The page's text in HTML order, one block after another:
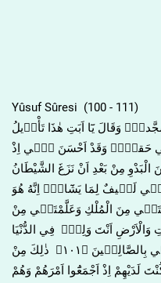
Yûsuf Sûresi (100 - 111)
وَقَالَ يَٓا اَبَتِ هٰذَا تَأْو۪يلُ
حَقاًّۜ وَقَدْ اَحْسَنَ ب۪ٓي اِذْ
مِنْ بَعْدِ اَنْ نَزَغَ الشَّيْطَانُ
لَط۪يفٌ لِمَا يَشَٓاءُۜ اِنَّهُ هُوَ
رَبِّ قَدْ اٰتَيْتَن۪ي مِنَ الْمُلْكِ وَعَلَّمْتَن۪ي مِنْ
اَنْتَ وَلِيّ۪ فِي الدُّنْيَا
وَالْاٰخِرَةِۚ تَوَفَّن۪ي مُسْلِماً وَاَلْحِقْن۪ي بِالصَّالِح۪ينَ ﴿١٠١﴾ ذٰلِكَ مِنْ
لَدَيْهِمْ اِذْ اَجْمَعُٓوا اَمْرَهُمْ وَهُمْ